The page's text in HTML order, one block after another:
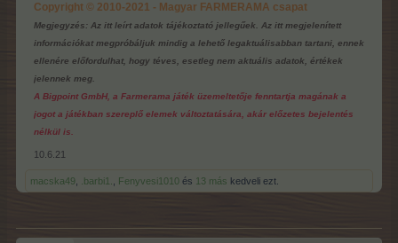
Copyright © 2010-2021 - Magyar FARMERAMA csapat
Megjegyzés: Az itt leírt adatok tájékoztató jellegűek. Az itt megjelenített
információkat megpróbáljuk mindig a lehető legaktuálisabban tartani, ennek
ellenére előfordulhat, hogy téves, esetleg nem aktuális adatok, értékek
jelennek meg.
A Bigpoint GmbH, a Farmerama játék üzemeltetője fenntartja magának a
jogot a játékban szereplő elemek változtatására, akár előzetes bejelentés
nélkül is.
10.6.21
macska49 .barbi1. Fenyvesi1010 és 13 más kedveli ezt.